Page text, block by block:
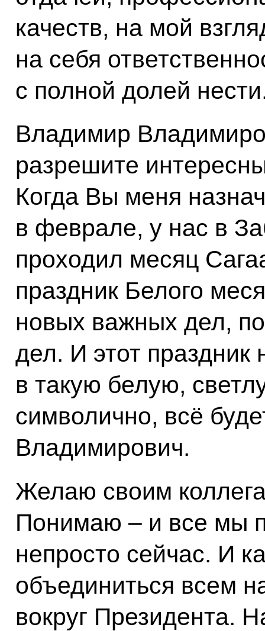
качеств, на мой
на себя
с полной долей
Владимир
разрешите
Когда Вы меня
в феврале, у нас в
проходил месяц
праздник Белого
новых важных дел,
дел. И этот праздник
в такую белую,
символично, всё
Владимирович.
Желаю своим
Понимаю – и все мы
непросто сейчас. И
объединиться всем
вокруг Президента.